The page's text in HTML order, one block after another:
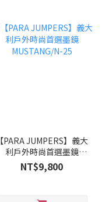
【PARA JUMPERS】義大
利戶外時尚首選墨鏡
MUSTANG/N-25
NT$9,800